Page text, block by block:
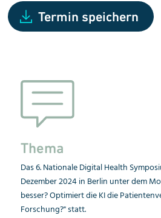
Termin speichern
Thema
Das 6. Nationale Digital Health
Dezember 2024 in Berlin unter dem
besser? Optimiert die KI die
Forschung?" statt.